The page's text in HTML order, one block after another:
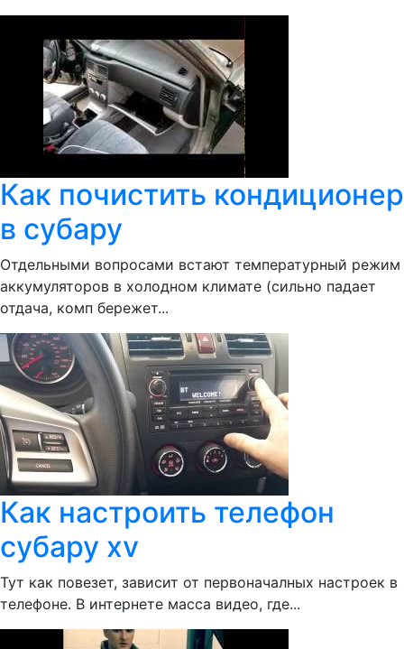
Как почистить кондиционер
в субару
Отдельными вопросами встают температурный режим
аккумуляторов в холодном климате (сильно падает
отдача, комп бережет...
Как настроить телефон
субару xv
Тут как повезет, зависит от первоначалных настроек в
телефоне. В интернете масса видео, где...